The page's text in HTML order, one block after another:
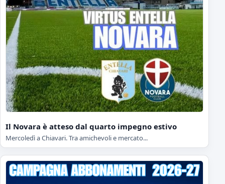
Il Novara è atteso dal quarto impegno estivo
Mercoledì a Chiavari. Tra amichevoli e mercato...